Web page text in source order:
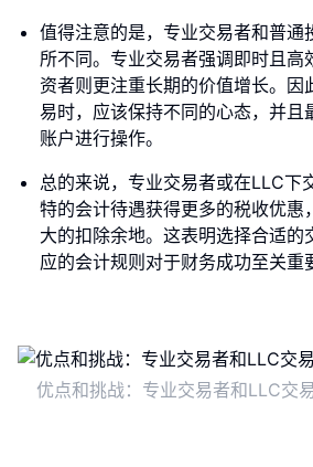
值得注意的是，专业交易者和普通
所不同。专业交易者强调即时且高
资者则更注重长期的价值增长。因
易时，应该保持不同的心态，并且
账户进行操作。
总的来说，专业交易者或在LLC下
特的会计待遇获得更多的税收优惠
大的扣除余地。这表明选择合适的
应的会计规则对于财务成功至关重
优点和挑战：专业交易者和LLC交